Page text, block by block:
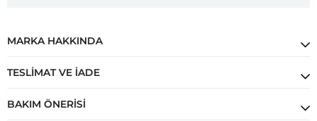
MARKA HAKKINDA
TESLIMAT VE İADE
BAKIM ÖNERISI